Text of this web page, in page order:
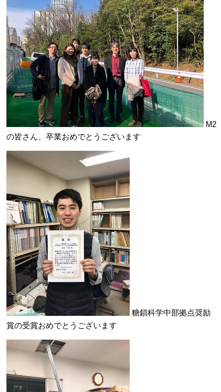
M2
の皆さん、卒業おめでとうございます
糖鎖科学中部拠点奨励
賞の受賞おめでとうございます